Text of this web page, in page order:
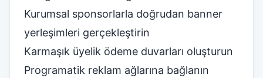
Kurumsal sponsorlarla doğrudan banner
yerleşimleri gerçekleştirin
Karmaşık üyelik ödeme duvarları oluşturun
Programatik reklam ağlarına bağlanın